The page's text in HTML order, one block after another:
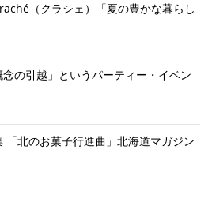
（クラシェ）「夏の豊かな暮らし
の引越」というパーティー・イベン
北のお菓子行進曲」北海道マガジン